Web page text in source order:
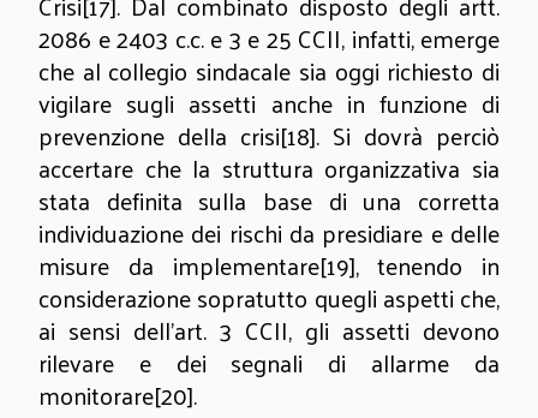
2086 e 2403 c.c. e 3 e 25 CCII, infatti, emerge
che al collegio sindacale sia oggi richiesto di
vigilare sugli assetti anche in funzione di
prevenzione della crisi[18]. Si dovrà perciò
accertare che la struttura organizzativa sia
stata definita sulla base di una corretta
individuazione dei rischi da presidiare e delle
misure da implementare[19], tenendo in
considerazione sopratutto quegli aspetti che,
ai sensi dell’art. 3 CCII, gli assetti devono
rilevare e dei segnali di allarme da
monitorare[20].